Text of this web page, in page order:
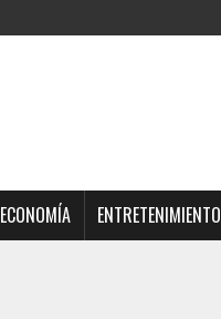
ECONOMÍA ENTRETENIMIENTO